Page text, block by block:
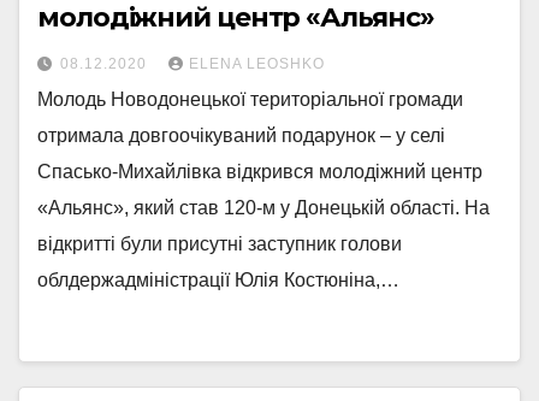
молодіжний центр «Альянс»
08.12.2020 ELENA LEOSHKO
Молодь Новодонецької територіальної громади
отримала довгоочікуваний подарунок – у селі
Спасько-Михайлівка відкрився молодіжний центр
«Альянс», який став 120-м у Донецькій області. На
відкритті були присутні заступник голови
облдержадміністрації Юлія Костюніна,…